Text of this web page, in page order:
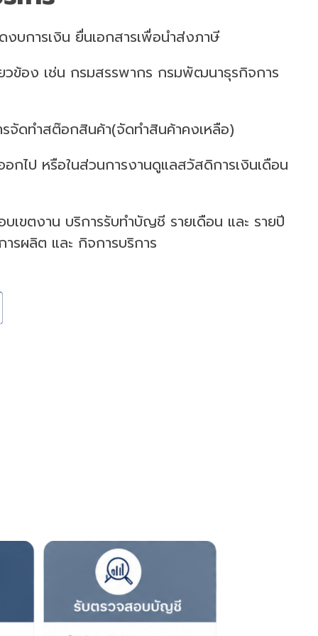
บการเงิน ยื่นเอกสารเพื่อนำส่งภาษี
วข้อง เช่น กรมสรรพากร กรมพัฒนาธุรกิจการ
จัดทำสต๊อกสินค้า(จัดทำสินค้าคงเหลือ)
กไป หรือในส่วนการงานดูแลสวัสดิการเงินเดือน
บเขตงาน บริการรับทำบัญชี รายเดือน และ รายปี
รผลิต และ กิจการบริการ